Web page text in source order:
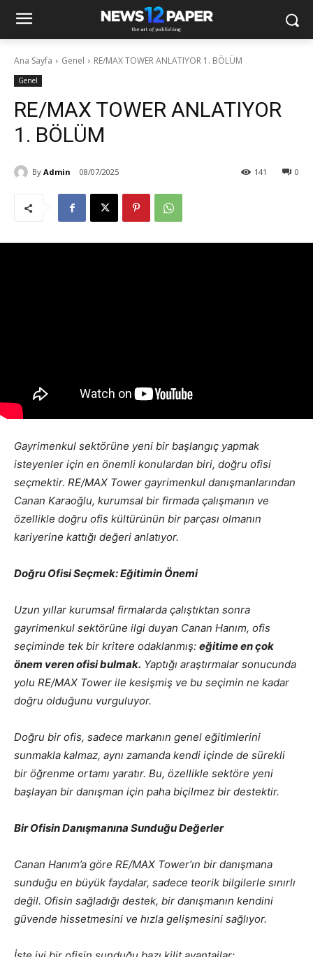
Ana Sayfa Genel RE/MAX TOWER ANLATIYOR 1. BÖLÜM
Genel
RE/MAX TOWER ANLATIYOR
1. BÖLÜM
By Admin 08/07/2025 0
141
Gayrimenkul sektörüne yeni bir başlangıç yapmak
isteyenler için en önemli konulardan biri, doğru ofisi
seçmektir. RE/MAX Tower gayrimenkul danışmanlarından
Canan Karaoğlu, kurumsal bir firmada çalışmanın ve
özellikle doğru ofis kültürünün bir parçası olmanın
kariyerine kattığı değeri anlatıyor.
Doğru Ofisi Seçmek: Eğitimin Önemi
Uzun yıllar kurumsal firmalarda çalıştıktan sonra
gayrimenkul sektörüne ilgi duyan Canan Hanım, ofis
seçiminde tek bir kritere odaklanmış: eğitime en çok
önem veren ofisi bulmak. Yaptığı araştırmalar sonucunda
yolu RE/MAX Tower ile kesişmiş ve bu seçimin ne kadar
doğru olduğunu vurguluyor.
Doğru bir ofis, sadece markanın genel eğitimlerini
sunmakla kalmaz, aynı zamanda kendi içinde de sürekli
bir öğrenme ortamı yaratır. Bu, özellikle sektöre yeni
başlayan bir danışman için paha biçilmez bir destektir.
Bir Ofisin Danışmanına Sunduğu Değerler
Canan Hanım’a göre RE/MAX Tower’ın bir danışmana
sunduğu en büyük faydalar, sadece teorik bilgilerle sınırlı
değil. Ofisin sağladığı destek, bir danışmanın kendini
güvende hissetmesini ve hızla gelişmesini sağlıyor.